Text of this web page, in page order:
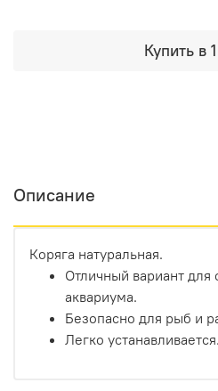
Купить в
Описание
Коряга натуральная.
Отличный вариант
аквариума.
Безопасно для рыб и
Легко устанавливается.